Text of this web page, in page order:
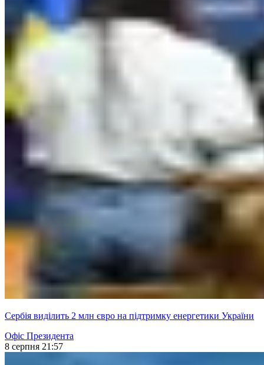
Сербія виділить 2 млн євро на підтримку енергетики України
Офіс Президента
8 серпня 21:57